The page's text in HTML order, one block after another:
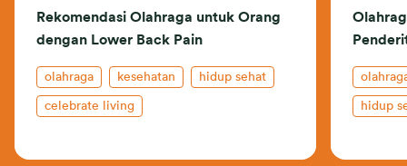
Rekomendasi Olahraga untuk Orang
dengan Lower Back Pain
olahraga kesehatan hidup sehat
celebrate living hidup